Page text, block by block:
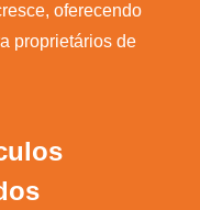
oferecendo
proprietários de